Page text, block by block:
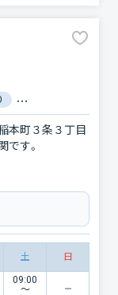
バリアフリー
本町３条３丁目
です。
土 日
09:00
〜